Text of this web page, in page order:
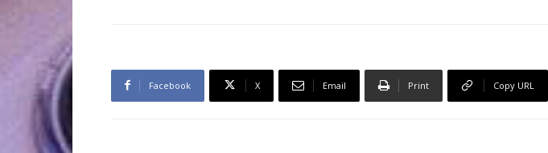
Facebook X Email Print Copy URL